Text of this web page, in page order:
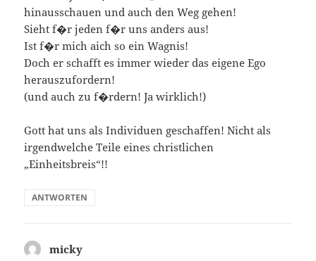
hinausschauen und auch den Weg gehen!
Sieht f�r jeden f�r uns anders aus!
Ist f�r mich aich so ein Wagnis!
Doch er schafft es immer wieder das eigene Ego
herauszufordern!
(und auch zu f�rdern! Ja wirklich!)
Gott hat uns als Individuen geschaffen! Nicht als
irgendwelche Teile eines christlichen
„Einheitsbreis“!!
ANTWORTEN
micky